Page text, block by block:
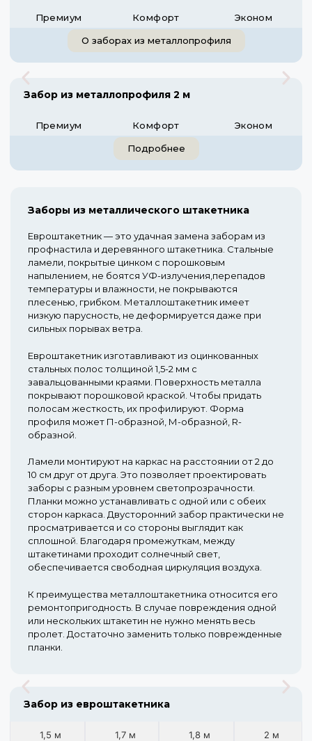
Премиум Комфорт Эконом
О заборах из металлопрофиля
Забор из металлопрофиля 2 м
Премиум Комфорт Эконом
Подробнее
Заборы из металлического штакетника
Евроштакетник — это удачная замена заборам из
профнастила и деревянного штакетника. Стальные
ламели, покрытые цинком с порошковым
напылением, не боятся УФ-излучения,перепадов
температуры и влажности, не покрываются
плесенью, грибком. Металлоштакетник имеет
низкую парусность, не деформируется даже при
сильных порывах ветра.
Евроштакетник изготавливают из оцинкованных
стальных полос толщиной 1,5-2 мм с
завальцованными краями. Поверхность металла
покрывают порошковой краской. Чтобы придать
полосам жесткость, их профилируют. Форма
профиля может П-образной, М-образной, R-
образной.
Ламели монтируют на каркас на расстоянии от 2 до
10 см друг от друга. Это позволяет проектировать
заборы с разным уровнем светопрозрачности.
Планки можно устанавливать с одной или с обеих
сторон каркаса. Двусторонний забор практически не
просматривается и со стороны выглядит как
сплошной. Благодаря промежуткам, между
штакетинами проходит солнечный свет,
обеспечивается свободная циркуляция воздуха.
К преимущества металлоштакетника относится его
ремонтопригодность. В случае повреждения одной
или нескольких штакетин не нужно менять весь
пролет. Достаточно заменить только поврежденные
планки.
Забор из евроштакетника
1,5 м 1,7 м 1,8 м
2 м